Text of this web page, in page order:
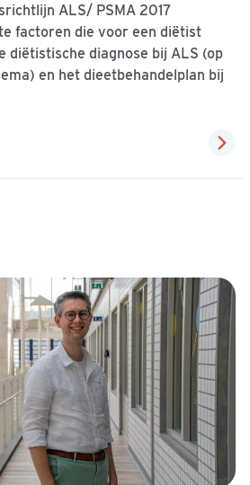
ALS/ PSMA 2017
factoren die voor een diëtist
diëtistische diagnose bij ALS (op
en het dieetbehandelplan bij